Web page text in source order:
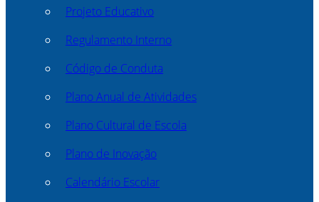
Projeto Educativo
Regulamento Interno
Código de Conduta
Plano Anual de Atividades
Plano Cultural de Escola
Plano de Inovação
Calendário Escolar